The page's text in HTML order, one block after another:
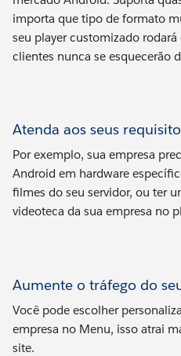
importa que tipo de formato
seu player customizado
clientes nunca se esquecerão
Atenda aos seus
Por exemplo, sua empresa
Android em hardware
filmes do seu servidor, ou ter
videoteca da sua empresa no
Aumente o tráfego do
Você pode escolher
empresa no Menu, isso atrai
site.